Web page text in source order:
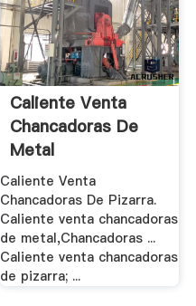
Caliente Venta
Chancadoras De
Metal
Caliente Venta
Chancadoras De Pizarra.
Caliente venta chancadoras
de metal,Chancadoras ...
Caliente venta chancadoras
de pizarra; ...